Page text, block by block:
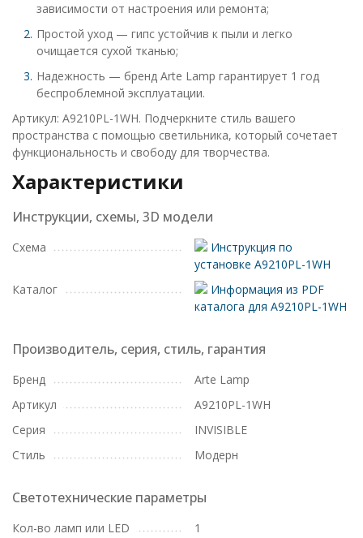
зависимости от настроения или ремонта;
Простой уход — гипс устойчив к пыли и легко
очищается сухой тканью;
Надежность — бренд Arte Lamp гарантирует 1 год
беспроблемной эксплуатации.
Артикул: A9210PL-1WH. Подчеркните стиль вашего
пространства с помощью светильника, который сочетает
функциональность и свободу для творчества.
Характеристики
Инструкции, схемы, 3D модели
Схема
Инструкция по
установке A9210PL-1WH
Каталог
Информация из PDF
каталога для A9210PL-1WH
Производитель, серия, стиль, гарантия
Бренд
Arte Lamp
Артикул
A9210PL-1WH
Серия
INVISIBLE
Стиль
Модерн
Светотехнические параметры
Кол-во ламп или LED 1